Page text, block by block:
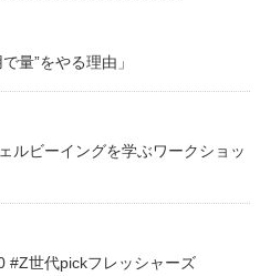
量”をやる理由」
ルビーイングを学ぶワークショッ
#Z世代pickフレッシャーズ